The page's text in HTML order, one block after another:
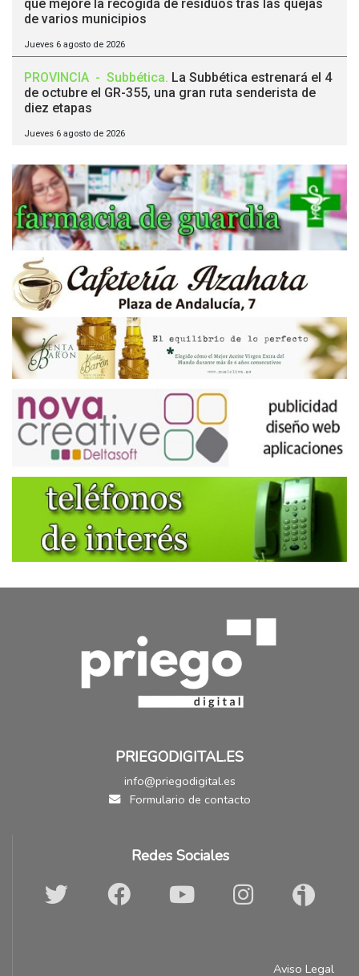
que mejore la recogida de residuos tras las quejas
de varios municipios
Jueves 6 agosto de 2026
PROVINCIA - Subbética. La Subbética estrenará el 4
de octubre el GR-355, una gran ruta senderista de
diez etapas
Jueves 6 agosto de 2026
PRIEGODIGITAL.ES
info@priegodigital.es
Formulario de contacto
Redes Sociales
Aviso Legal